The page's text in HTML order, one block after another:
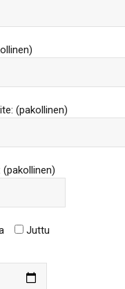
(pakollinen)
(pakollinen)
Juttu